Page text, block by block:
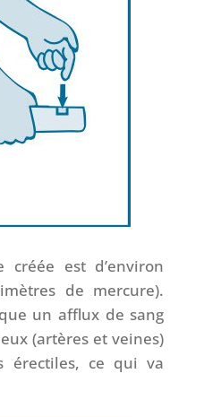
créée est d’environ
de mercure).
un afflux de sang
(artères et veines)
érectiles, ce qui va